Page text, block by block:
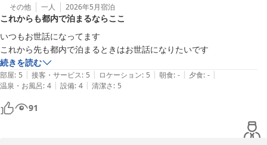
お寄せいただいたお声を励みに、今後も気持ちよくお過ごしいただ
ける接客を心がけてまいります。
またご利用いただけるとのお言葉、心より感謝申し上げます。
次回のお越しをスタッフ一同、心よりお待ち申し上げております。
ホテルサンターガス大塚店
その他 一人 2026年5月宿泊
これからも都内で泊まるならここ
いつもお世話になってます
これから先も都内で泊まるときはお世話になりたいです
続きを読む
部屋: 5 | 接客・サービス: 5 | ロケーション: 5 | 朝食: - | 夕食: - |
温泉・お風呂: 4 | 設備: 4 | 清潔さ: 5
91